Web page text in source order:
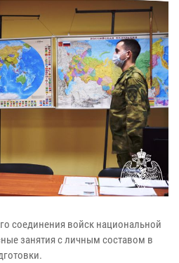
соединения войск национальной
занятия с личным составом в